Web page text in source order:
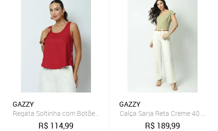
GAZZY
Regata Soltinha com Botões Vermelho GG Gazzy
R$ 114,99
GAZZY
Calça Sarja Reta Creme 40
R$ 189,99